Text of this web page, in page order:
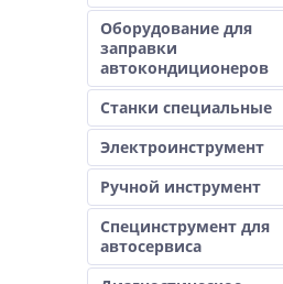
Оборудование для
заправки
автокондиционеров
Станки специальные
Электроинструмент
Ручной инструмент
Специнструмент для
автосервиса